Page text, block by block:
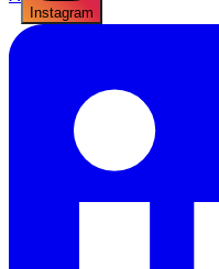
Instagram